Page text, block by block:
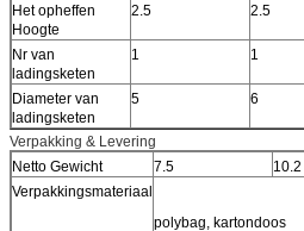
Het opheffen
Hoogte
2.5 2.5
Nr van
ladingsketen
1 1
Diameter van
ladingsketen
5 6
Verpakking & Levering
Netto Gewicht
7.5 10.2
Verpakkingsmateriaal
polybag, kartondoos